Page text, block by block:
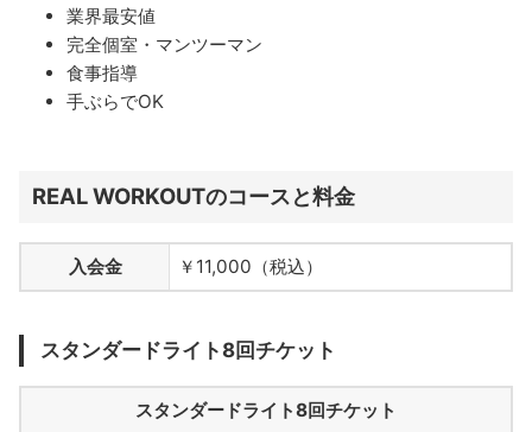
業界最安値
完全個室・マンツーマン
食事指導
手ぶらでOK
REAL WORKOUTのコースと料金
入会金 ￥11,000（税込）
スタンダードライト8回チケット
スタンダードライト8回チケット